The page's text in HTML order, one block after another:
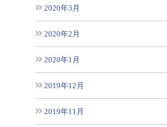
2020年3月
2020年2月
2020年1月
2019年12月
2019年11月